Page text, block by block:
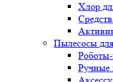
Хлор
Пылесосы
Ручные